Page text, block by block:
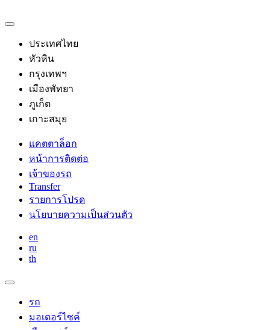
ประเทศไทย
หัวหิน
กรุงเทพฯ
เมืองพัทยา
ภูเก็ต
เกาะสมุย
แคตตาล็อก
หน้าการติดต่อ
เจ้าของรถ
Transfer
รายการโปรด
นโยบายความเป็นส่วนตัว
en
ru
th
รถ
มอเตอร์ไซค์